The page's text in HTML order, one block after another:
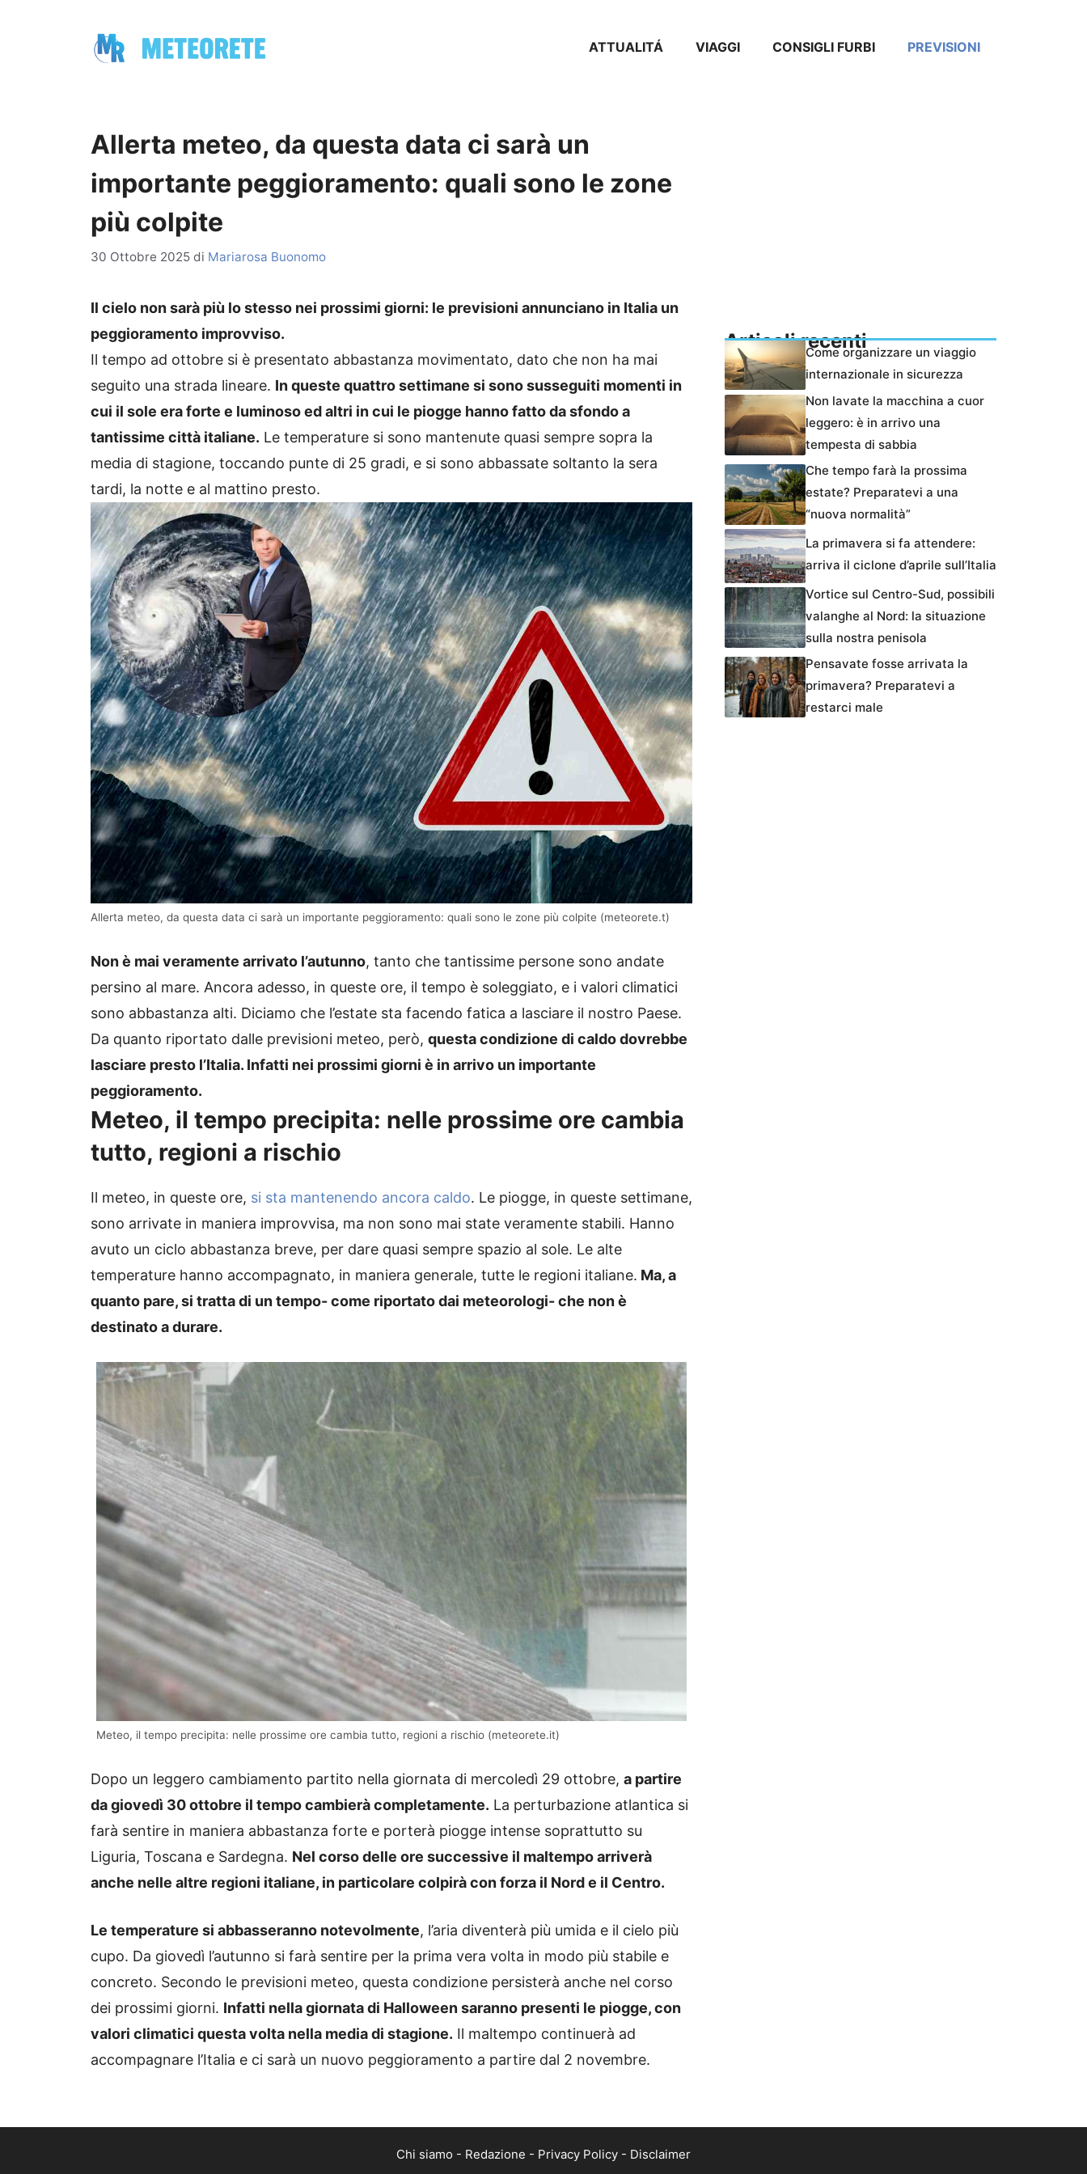
ATTUALITÁ VIAGGI CONSIGLI FURBI PREVISIONI
Allerta meteo, da questa data ci sarà un
importante peggioramento: quali sono le zone
più colpite
30 Ottobre 2025 di Mariarosa Buonomo
Il cielo non sarà più lo stesso nei prossimi giorni: le previsioni annunciano in Italia un
peggioramento improvviso.
Il tempo ad ottobre si è presentato abbastanza movimentato, dato che non ha mai
seguito una strada lineare. In queste quattro settimane si sono susseguiti momenti in
cui il sole era forte e luminoso ed altri in cui le piogge hanno fatto da sfondo a
tantissime città italiane. Le temperature si sono mantenute quasi sempre sopra la
media di stagione, toccando punte di 25 gradi, e si sono abbassate soltanto la sera
tardi, la notte e al mattino presto.
Allerta meteo, da questa data ci sarà un importante peggioramento: quali sono le zone più colpite (meteorete.t)
Non è mai veramente arrivato l’autunno, tanto che tantissime persone sono andate
persino al mare. Ancora adesso, in queste ore, il tempo è soleggiato, e i valori climatici
sono abbastanza alti. Diciamo che l’estate sta facendo fatica a lasciare il nostro Paese.
Da quanto riportato dalle previsioni meteo, però, questa condizione di caldo dovrebbe
lasciare presto l’Italia. Infatti nei prossimi giorni è in arrivo un importante
peggioramento.
Meteo, il tempo precipita: nelle prossime ore cambia
tutto, regioni a rischio
Il meteo, in queste ore, si sta mantenendo ancora caldo. Le piogge, in queste settimane,
sono arrivate in maniera improvvisa, ma non sono mai state veramente stabili. Hanno
avuto un ciclo abbastanza breve, per dare quasi sempre spazio al sole. Le alte
temperature hanno accompagnato, in maniera generale, tutte le regioni italiane. Ma, a
quanto pare, si tratta di un tempo- come riportato dai meteorologi- che non è
destinato a durare.
Meteo, il tempo precipita: nelle prossime ore cambia tutto, regioni a rischio (meteorete.it)
Dopo un leggero cambiamento partito nella giornata di mercoledì 29 ottobre, a partire
da giovedì 30 ottobre il tempo cambierà completamente. La perturbazione atlantica si
farà sentire in maniera abbastanza forte e porterà piogge intense soprattutto su
Liguria, Toscana e Sardegna. Nel corso delle ore successive il maltempo arriverà
anche nelle altre regioni italiane, in particolare colpirà con forza il Nord e il Centro.
Le temperature si abbasseranno notevolmente, l’aria diventerà più umida e il cielo più
cupo. Da giovedì l’autunno si farà sentire per la prima vera volta in modo più stabile e
concreto. Secondo le previsioni meteo, questa condizione persisterà anche nel corso
dei prossimi giorni. Infatti nella giornata di Halloween saranno presenti le piogge, con
valori climatici questa volta nella media di stagione. Il maltempo continuerà ad
accompagnare l’Italia e ci sarà un nuovo peggioramento a partire dal 2 novembre.
Articoli recentiCome organizzare un viaggio
internazionale in sicurezza
Non lavate la macchina a cuor
leggero: è in arrivo una
tempesta di sabbia
Che tempo farà la prossima
estate? Preparatevi a una
“nuova normalità”
La primavera si fa attendere:
arriva il ciclone d’aprile sull’Italia
Vortice sul Centro-Sud, possibili
valanghe al Nord: la situazione
sulla nostra penisola
Pensavate fosse arrivata la
primavera? Preparatevi a
restarci male
Chi siamo - Redazione - Privacy Policy - Disclaimer